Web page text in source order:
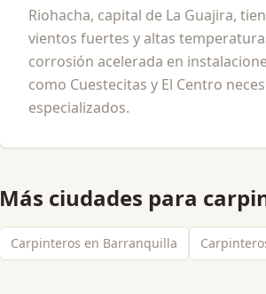
Riohacha, capital de La Guajira,
vientos fuertes y altas
corrosión acelerada en
como Cuestecitas y El Centro
especializados.
Más ciudades para
Carpinteros en Barranquilla